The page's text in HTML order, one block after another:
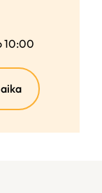
10:00
(ulkoinen
linkki)